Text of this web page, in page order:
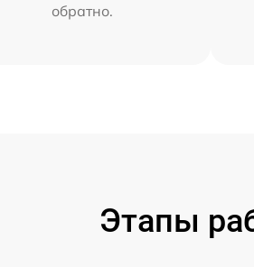
обратно.
Этапы